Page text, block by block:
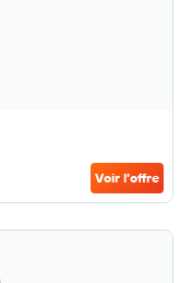
Voir l’offre